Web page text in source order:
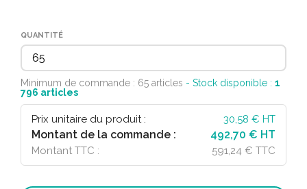
QUANTITÉ
Minimum de commande : 65 articles - Stock disponible : 1
796 articles
Prix unitaire du produit : 30,58 € HT
Montant de la commande : 492,70 € HT
Montant TTC : 591,24 € TTC